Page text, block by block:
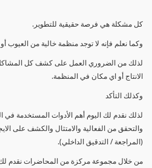
كل مشكلة هي فرصة حقيقية للتطوير.
وكما نعلم فإنه لا توجد منظمة خالية من العيوب
لذلك من الضروري العمل على كشف كل المشاكل
الانتاج أو اي مكان في المنظمة.
وكذلك التأكد
لذلك نقدم لك اليوم أهم الأدوات المستخدمة
والتحقق من الفعالية والامتثال والكشف على
(المراجعة / التدقيق الداخلي).
من خلال مجموعة مركزة من المحاضرات نقدم لك